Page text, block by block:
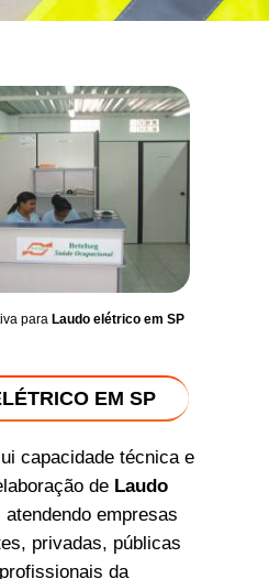
para Laudo elétrico em SP
EM SP
capacidade técnica e
de Laudo
atendendo empresas
privadas, públicas
da